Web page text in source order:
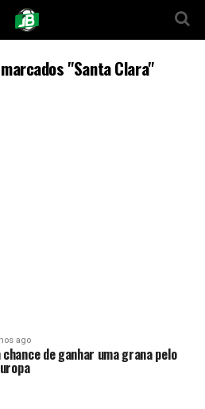
"Santa Clara"
ago
chance de ganhar uma grana pelo